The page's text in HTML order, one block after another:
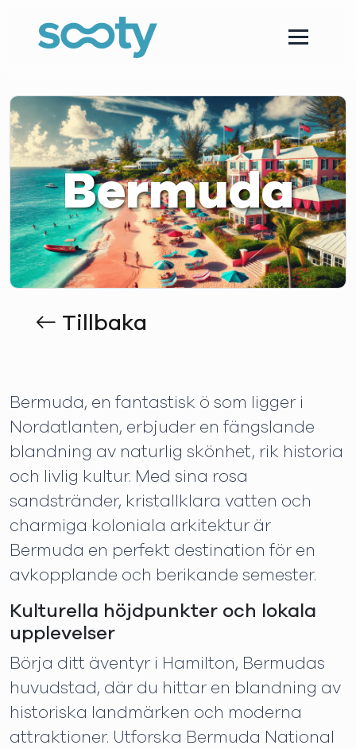
Bermuda
Tillbaka
Bermuda, en fantastisk ö som ligger i
Nordatlanten, erbjuder en fängslande
blandning av naturlig skönhet, rik historia
och livlig kultur. Med sina rosa
sandstränder, kristallklara vatten och
charmiga koloniala arkitektur är
Bermuda en perfekt destination för en
avkopplande och berikande semester.
Kulturella höjdpunkter och lokala
upplevelser
Börja ditt äventyr i Hamilton, Bermudas
huvudstad, där du hittar en blandning av
historiska landmärken och moderna
attraktioner. Utforska Bermuda National